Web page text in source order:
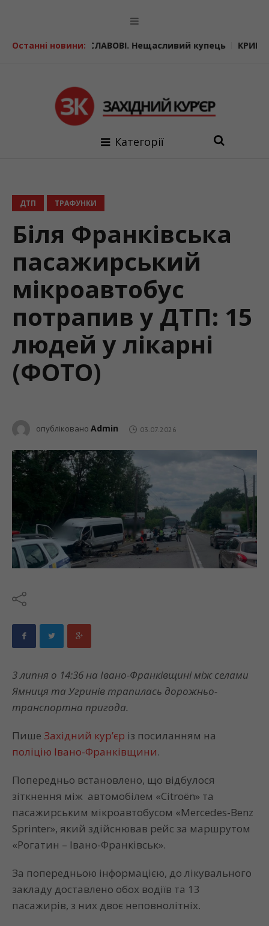
Останні новини:Нещасливий купець КРИМІНАЛЬНІ ІСТОРІЇ.
Категорії
ДТП ТРАФУНКИ
Біля Франківська
пасажирський
мікроавтобус
потрапив у ДТП: 15
людей у лікарні
(ФОТО)
опубліковано Admin 03.07.2026
3 липня о 14:36 на Івано-Франківщині між селами
Ямниця та Угринів трапилась дорожньо-
транспортна пригода.
Пише Західний кур’єр із посиланням на
поліцію Івано-Франківщини.
Попередньо встановлено, що відбулося
зіткнення між автомобілем «Citroën» та
пасажирським мікроавтобусом «Mercedes-Benz
Sprinter», який здійснював рейс за маршрутом
«Рогатин – Івано-Франківськ».
За попередньою інформацією, до лікувального
закладу доставлено обох водіїв та 13
пасажирів, з них двоє неповнолітніх.